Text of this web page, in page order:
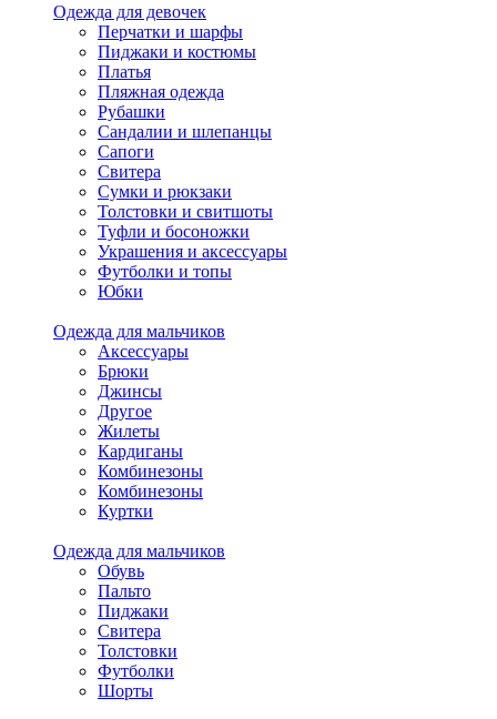
Одежда для девочек
Перчатки и шарфы
Пиджаки и костюмы
Платья
Пляжная одежда
Рубашки
Сандалии и шлепанцы
Сапоги
Свитера
Сумки и рюкзаки
Толстовки и свитшоты
Туфли и босоножки
Украшения и аксессуары
Футболки и топы
Юбки
Одежда для мальчиков
Аксессуары
Брюки
Джинсы
Другое
Жилеты
Кардиганы
Комбинезоны
Комбинезоны
Куртки
Одежда для мальчиков
Обувь
Пальто
Пиджаки
Свитера
Толстовки
Футболки
Шорты